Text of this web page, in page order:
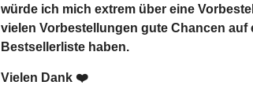
würde ich mich extrem über eine
vielen Vorbestellungen gute Chancen auf
Bestsellerliste haben.
Vielen Dank ❤️